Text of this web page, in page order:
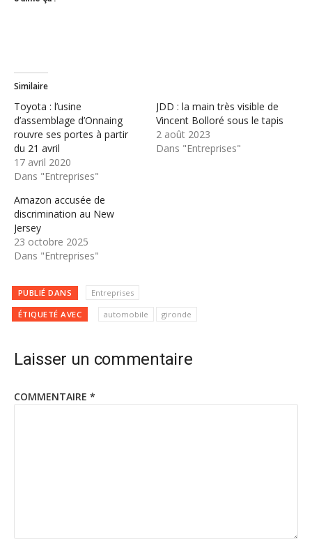
Similaire
Toyota : l’usine
d’assemblage d’Onnaing
rouvre ses portes à partir
du 21 avril
17 avril 2020
Dans "Entreprises"
JDD : la main très visible de
Vincent Bolloré sous le tapis
2 août 2023
Dans "Entreprises"
Amazon accusée de
discrimination au New
Jersey
23 octobre 2025
Dans "Entreprises"
PUBLIÉ DANS Entreprises
ÉTIQUETÉ AVEC automobile gironde
Laisser un commentaire
COMMENTAIRE *